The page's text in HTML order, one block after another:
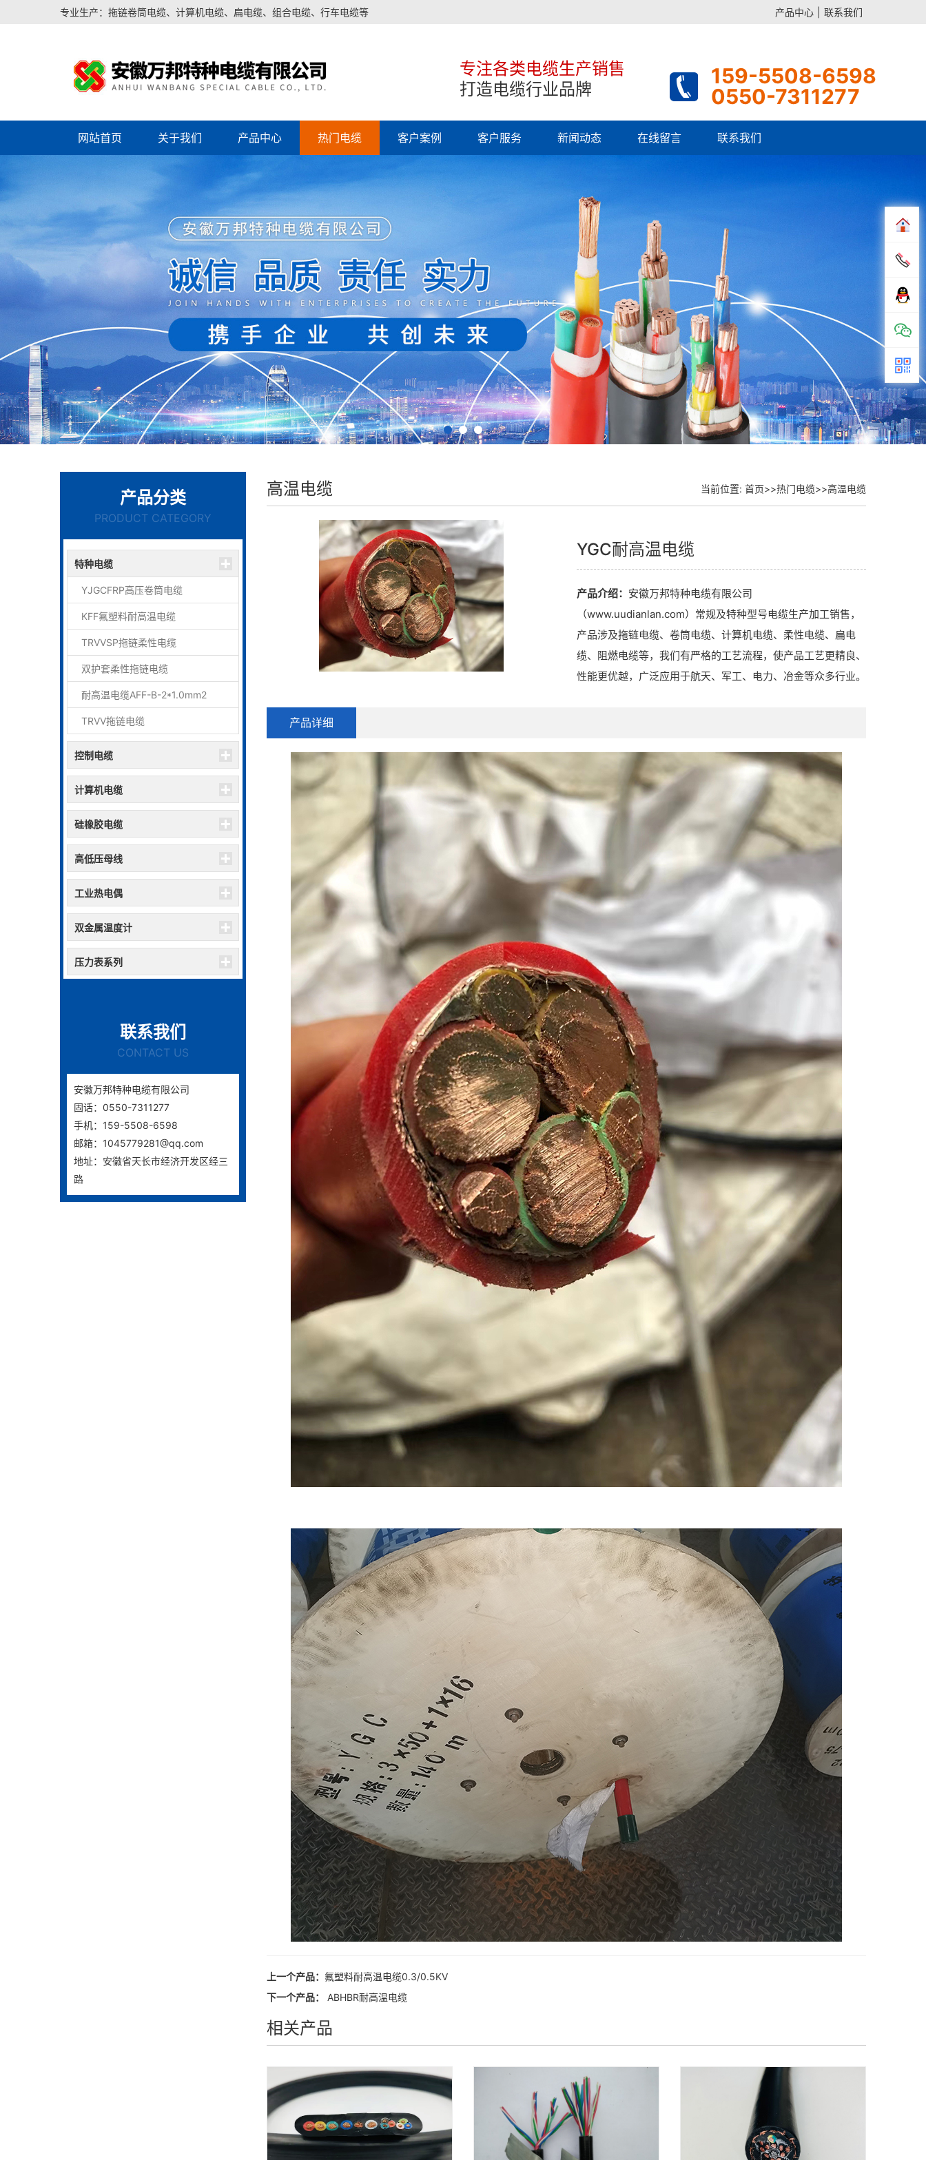
专业生产：拖链卷筒电缆、计算机电缆、扁电缆、组合电缆、行车电缆等 产品中心 联系我们
专注各类电缆生产销售
打造电缆行业品牌
159-5508-6598
0550-7311277
网站首页 关于我们 产品中心 热门电缆 客户案例 客户服务 新闻动态 在线留言 联系我们
产品分类
PRODUCT CATEGORY
特种电缆
YJGCFRP高压卷筒电缆
KFF氟塑料耐高温电缆
TRVVSP拖链柔性电缆
双护套柔性拖链电缆
耐高温电缆AFF-B-2*1.0mm2
TRVV拖链电缆
控制电缆
计算机电缆
硅橡胶电缆
高低压母线
工业热电偶
双金属温度计
压力表系列
联系我们
CONTACT US
安徽万邦特种电缆有限公司
固话：0550-7311277
手机：159-5508-6598
邮箱：1045779281@qq.com
地址：安徽省天长市经济开发区经三
路
高温电缆 当前位置: 首页>>热门电缆>>高温电缆
YGC耐高温电缆
产品介绍： 安徽万邦特种电缆有限公司
（www.uudianlan.com）常规及特种型号电缆生产加工销售，
产品涉及拖链电缆、卷筒电缆、计算机电缆、柔性电缆、扁电
缆、阻燃电缆等，我们有严格的工艺流程，使产品工艺更精良、
性能更优越，广泛应用于航天、军工、电力、冶金等众多行业。
产品详细
上一个产品： 氟塑料耐高温电缆0.3/0.5KV
下一个产品：
ABHBR耐高温电缆
相关产品